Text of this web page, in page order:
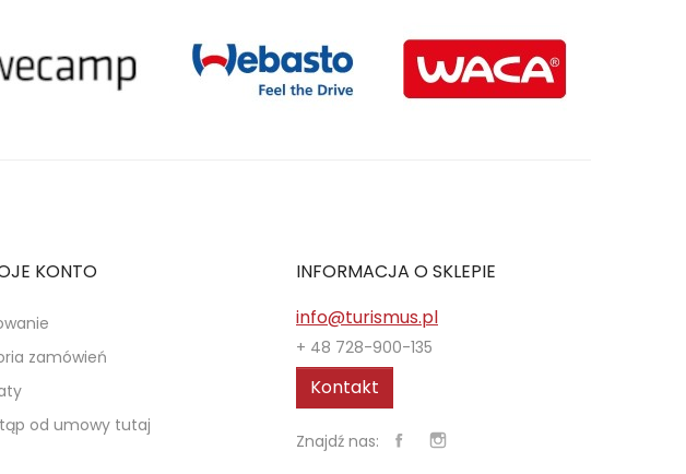
KONTO
zamówień
od umowy tutaj
INFORMACJA O SKLEPIE
info@turismus.pl
+ 48 728-900-135
Kontakt
Znajdź nas: